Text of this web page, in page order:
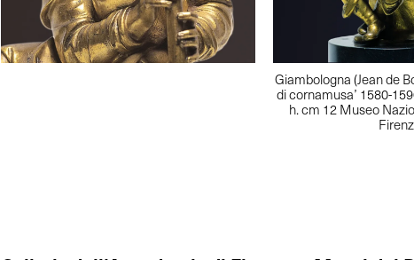
Giambologna (Jean de
di cornamusa’ 1580-
h. cm 12 Museo